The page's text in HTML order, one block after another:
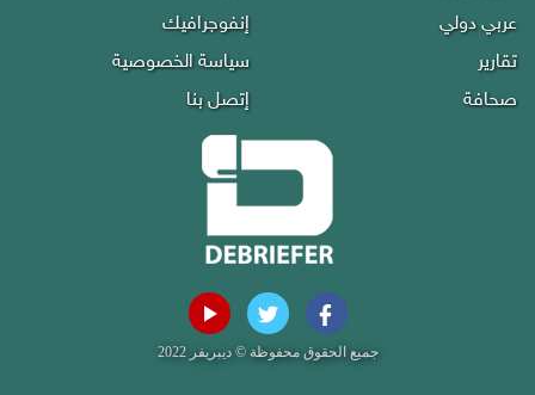
عربي دولي
تقارير
صحافة
إنفوجرافيك
سياسة الخصوصية
إتصل بنا
جميع الحقوق محفوظة © ديبريفر 2022